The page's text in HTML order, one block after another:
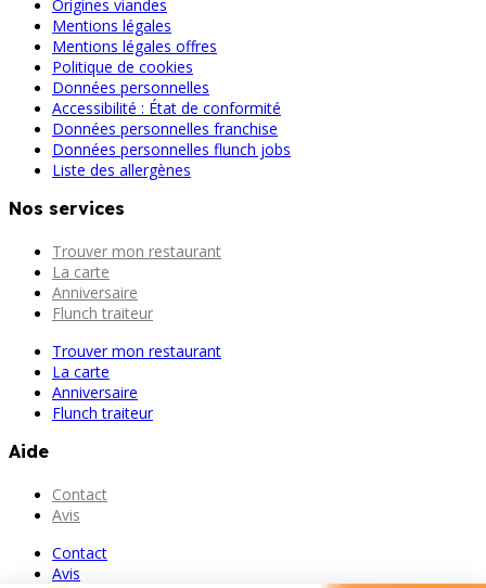
Origines viandes
Mentions légales
Mentions légales offres
Politique de cookies
Données personnelles
Accessibilité : État de conformité
Données personnelles franchise
Données personnelles flunch jobs
Liste des allergènes
Nos services
Trouver mon restaurant
La carte
Anniversaire
Flunch traiteur
Trouver mon restaurant
La carte
Anniversaire
Flunch traiteur
Aide
Contact
Avis
Contact
Avis